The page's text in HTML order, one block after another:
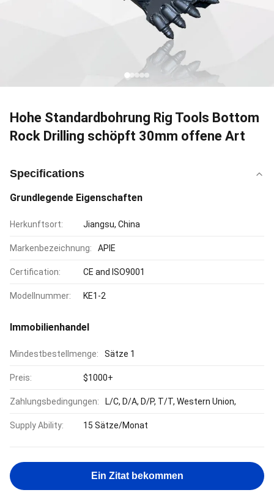
Hohe Standardbohrung Rig Tools Bottom
Rock Drilling schöpft 30mm offene Art
Specifications
Grundlegende Eigenschaften
Herkunftsort: Jiangsu, China
Markenbezeichnung: APIE
Certification: CE and ISO9001
Modellnummer: KE1-2
Immobilienhandel
Mindestbestellmenge: Sätze 1
Preis: $1000+
Zahlungsbedingungen: L/C, D/A, D/P, T/T, Western Union,
Supply Ability: 15 Sätze/Monat
Ein Zitat bekommen